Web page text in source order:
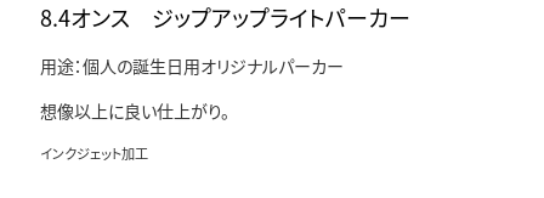
8.4オンス ジップアップライトパーカー
用途：個人の誕生日用オリジナルパーカー
想像以上に良い仕上がり。
インクジェット加工